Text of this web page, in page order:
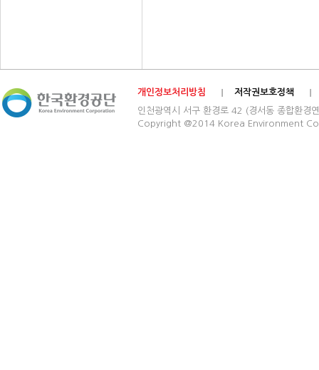
개인정보처리방침
저작권보호정책
인천광역시 서구 환경로 42 (경서동 종합
Copyright @2014 Korea Environment